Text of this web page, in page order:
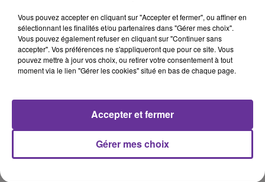
Radio Orient
Rencontres (FR)
L’invité de Rencontre, le 23 octobre 2019, étaitFrederic
Potier, délégué interministériel à la lutte contre le
Vous pouvez accepter en cliquant sur "Accepter et fermer", ou affiner en
sélectionnant les finalités et/ou partenaires dans "Gérer mes choix".
Vous pouvez également refuser en cliquant sur "Continuer sans
accepter". Vos préférences ne s'appliqueront que pour ce site. Vous
pouvez mettre à jour vos choix, ou retirer votre consentement à tout
moment via le lien "Gérer les cookies" situé en bas de chaque page.
Gérer mes choix
Accepter et fermer